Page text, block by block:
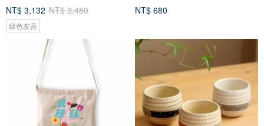
NT$ 3,132 NT$ 3,480
綠色友善
NT$ 680